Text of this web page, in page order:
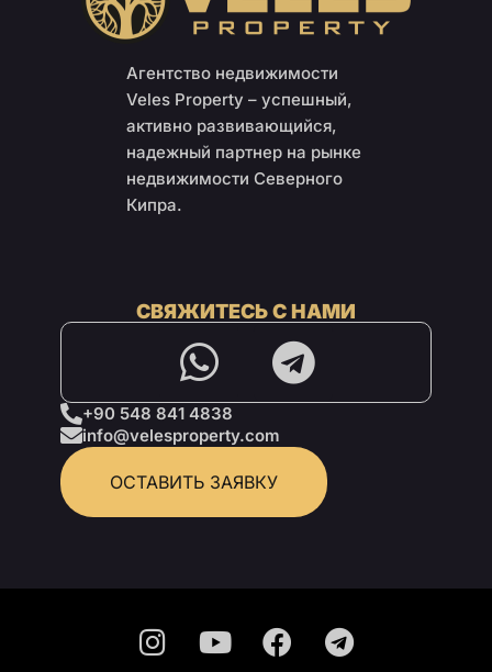
Агентство недвижимости
Veles Property – успешный,
активно развивающийся,
надежный партнер на рынке
недвижимости Северного
Кипра.
СВЯЖИТЕСЬ С НАМИ
+90 548 841 4838
info@velesproperty.com
ОСТАВИТЬ ЗАЯВКУ